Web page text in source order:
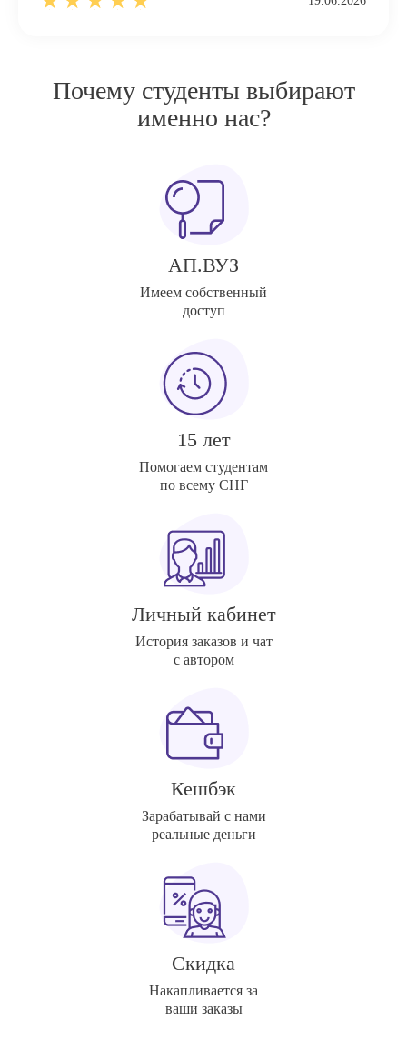
Почему студенты выбирают
именно нас?
АП.ВУЗ
Имеем собственный
доступ
15 лет
Помогаем студентам
по всему СНГ
Личный кабинет
История заказов и чат
с автором
Кешбэк
Зарабатывай с нами
реальные деньги
Скидка
Накапливается за
ваши заказы